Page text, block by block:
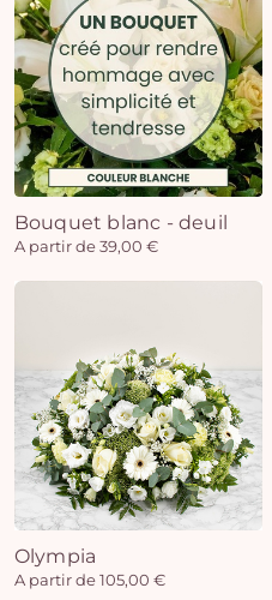
Bouquet blanc - deuil
A partir de 39,00 €
Olympia
A partir de 105,00 €